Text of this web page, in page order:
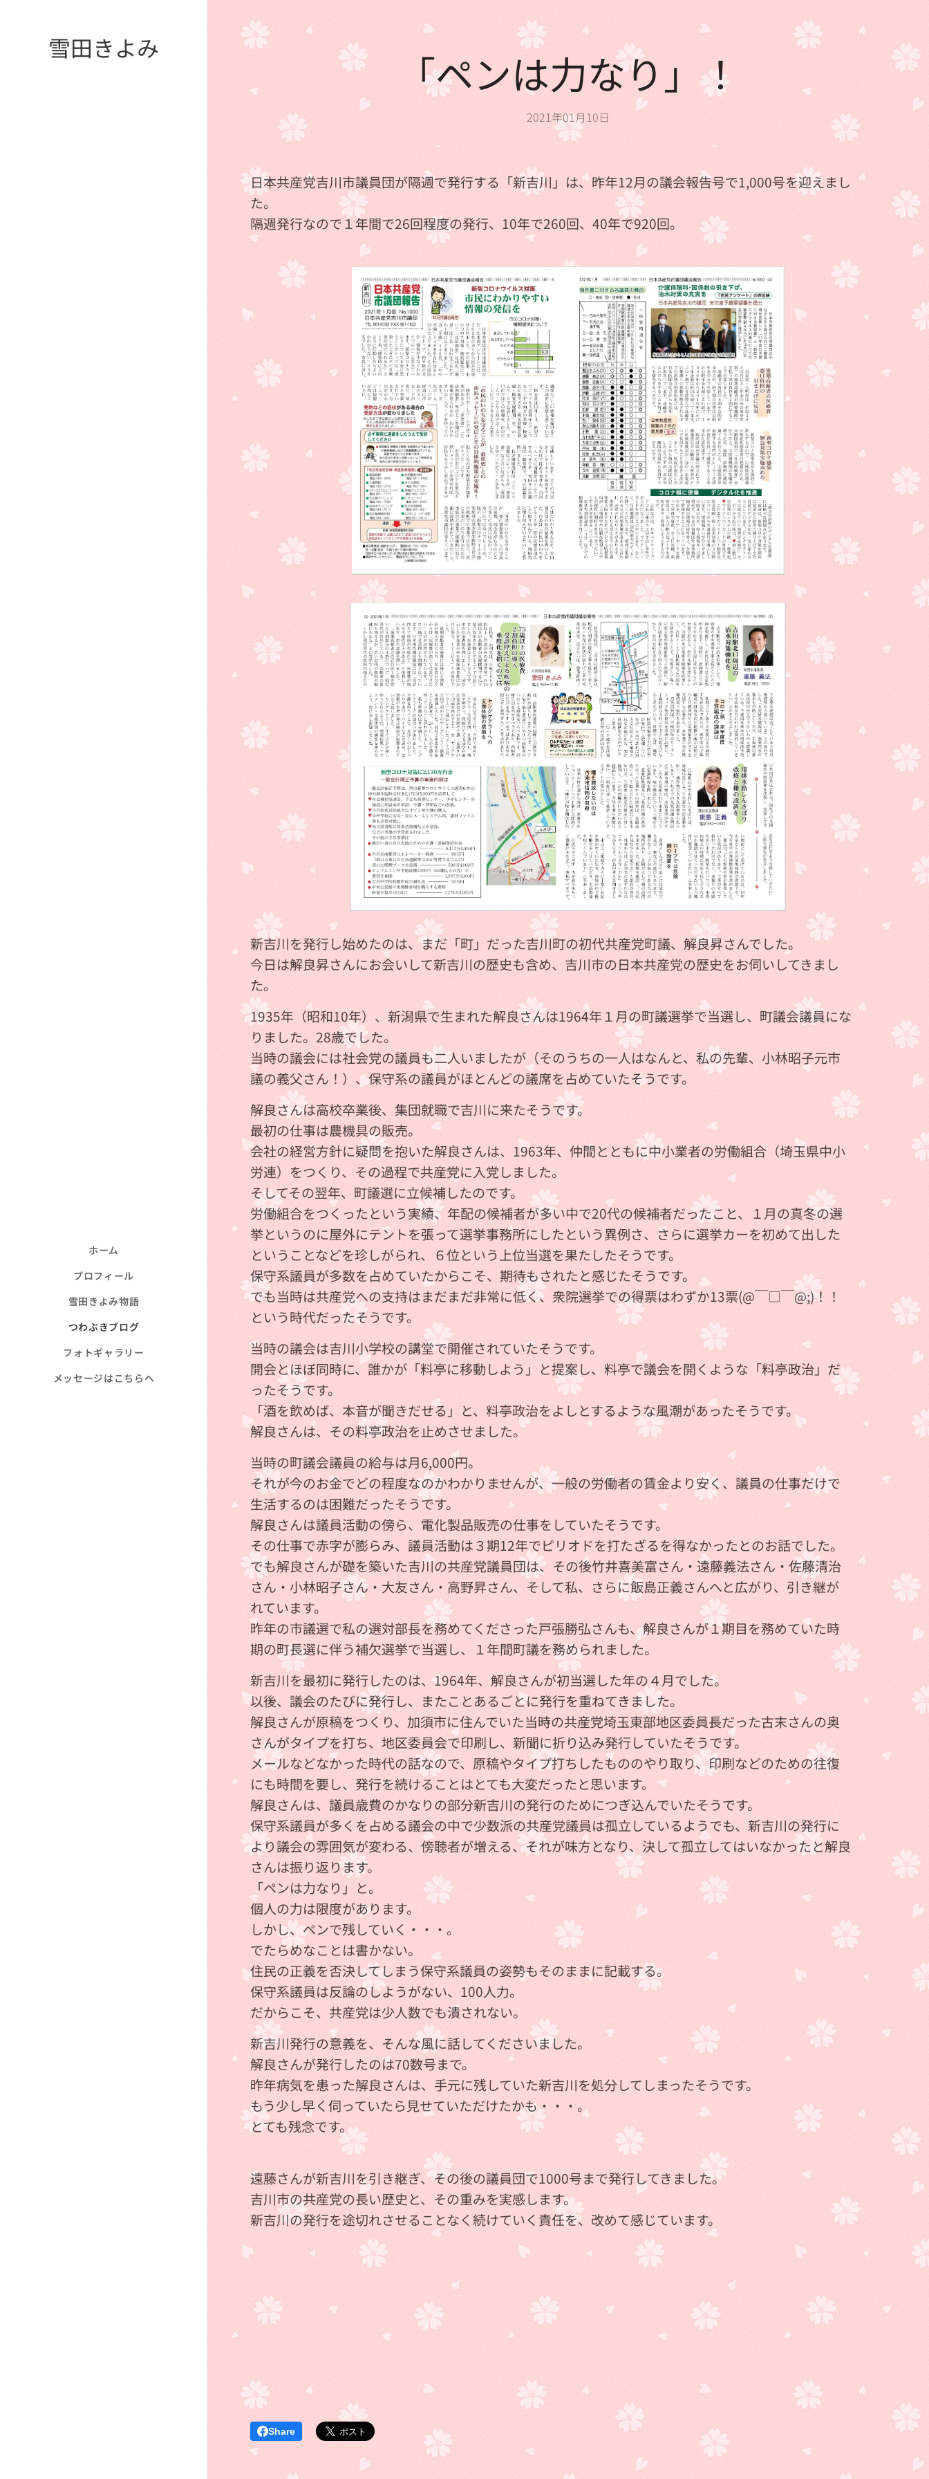
雪田きよみ
ホーム
プロフィール
雪田きよみ物語
つわぶきブログ
フォトギャラリー
メッセージはこちらへ
「ペンは力なり」！
2021年01月10日
日本共産党吉川市議員団が隔週で発行する「新吉川」は、昨年12月の議会報告号で1,000号を迎えまし
た。
隔週発行なので１年間で26回程度の発行、10年で260回、40年で920回。
新吉川を発行し始めたのは、まだ「町」だった吉川町の初代共産党町議、解良昇さんでした。
今日は解良昇さんにお会いして新吉川の歴史も含め、吉川市の日本共産党の歴史をお伺いしてきまし
た。
1935年（昭和10年）、新潟県で生まれた解良さんは1964年１月の町議選挙で当選し、町議会議員にな
りました。28歳でした。
当時の議会には社会党の議員も二人いましたが（そのうちの一人はなんと、私の先輩、小林昭子元市
議の義父さん！）、保守系の議員がほとんどの議席を占めていたそうです。
解良さんは高校卒業後、集団就職で吉川に来たそうです。
最初の仕事は農機具の販売。
会社の経営方針に疑問を抱いた解良さんは、1963年、仲間とともに中小業者の労働組合（埼玉県中小
労連）をつくり、その過程で共産党に入党しました。
そしてその翌年、町議選に立候補したのです。
労働組合をつくったという実績、年配の候補者が多い中で20代の候補者だったこと、１月の真冬の選
挙というのに屋外にテントを張って選挙事務所にしたという異例さ、さらに選挙カーを初めて出した
ということなどを珍しがられ、６位という上位当選を果たしたそうです。
保守系議員が多数を占めていたからこそ、期待もされたと感じたそうです。
でも当時は共産党への支持はまだまだ非常に低く、衆院選挙での得票はわずか13票(@￣□￣@;)！！
という時代だったそうです。
当時の議会は吉川小学校の講堂で開催されていたそうです。
開会とほぼ同時に、誰かが「料亭に移動しよう」と提案し、料亭で議会を開くような「料亭政治」だ
ったそうです。
「酒を飲めば、本音が聞きだせる」と、料亭政治をよしとするような風潮があったそうです。
解良さんは、その料亭政治を止めさせました。
当時の町議会議員の給与は月6,000円。
それが今のお金でどの程度なのかわかりませんが、一般の労働者の賃金より安く、議員の仕事だけで
生活するのは困難だったそうです。
解良さんは議員活動の傍ら、電化製品販売の仕事をしていたそうです。
その仕事で赤字が膨らみ、議員活動は３期12年でピリオドを打たざるを得なかったとのお話でした。
でも解良さんが礎を築いた吉川の共産党議員団は、その後竹井喜美富さん・遠藤義法さん・佐藤清治
さん・小林昭子さん・大友さん・高野昇さん、そして私、さらに飯島正義さんへと広がり、引き継が
れています。
昨年の市議選で私の選対部長を務めてくださった戸張勝弘さんも、解良さんが１期目を務めていた時
期の町長選に伴う補欠選挙で当選し、１年間町議を務められました。
新吉川を最初に発行したのは、1964年、解良さんが初当選した年の４月でした。
以後、議会のたびに発行し、またことあるごとに発行を重ねてきました。
解良さんが原稿をつくり、加須市に住んでいた当時の共産党埼玉東部地区委員長だった古末さんの奥
さんがタイプを打ち、地区委員会で印刷し、新聞に折り込み発行していたそうです。
メールなどなかった時代の話なので、原稿やタイプ打ちしたもののやり取り、印刷などのための往復
にも時間を要し、発行を続けることはとても大変だったと思います。
解良さんは、議員歳費のかなりの部分新吉川の発行のためにつぎ込んでいたそうです。
保守系議員が多くを占める議会の中で少数派の共産党議員は孤立しているようでも、新吉川の発行に
より議会の雰囲気が変わる、傍聴者が増える、それが味方となり、決して孤立してはいなかったと解良
さんは振り返ります。
「ペンは力なり」と。
個人の力は限度があります。
しかし、ペンで残していく・・・。
でたらめなことは書かない。
住民の正義を否決してしまう保守系議員の姿勢もそのままに記載する。
保守系議員は反論のしようがない、100人力。
だからこそ、共産党は少人数でも潰されない。
新吉川発行の意義を、そんな風に話してくださいました。
解良さんが発行したのは70数号まで。
昨年病気を患った解良さんは、手元に残していた新吉川を処分してしまったそうです。
もう少し早く伺っていたら見せていただけたかも・・・。
とても残念です。
遠藤さんが新吉川を引き継ぎ、その後の議員団で1000号まで発行してきました。
吉川市の共産党の長い歴史と、その重みを実感します。
新吉川の発行を途切れさせることなく続けていく責任を、改めて感じています。
Share